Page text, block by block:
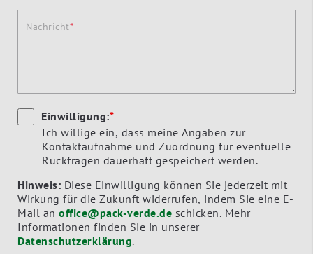
Nachricht
Einwilligung:*
Ich willige ein, dass meine Angaben zur
Kontaktaufnahme und Zuordnung für eventuelle
Rückfragen dauerhaft gespeichert werden.
Hinweis: Diese Einwilligung können Sie jederzeit mit
Wirkung für die Zukunft widerrufen, indem Sie eine E-
Mail an office@pack-verde.de
Informationen finden Sie in unserer
Datenschutzerklärung.